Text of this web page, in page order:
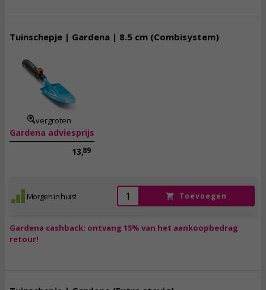
Tuinschepje | Gardena | 8.5 cm (Combisystem)
vergroten
Gardena adviesprijs
13,89
Morgen in huis! Toevoegen
Gardena cashback: ontvang 15% van het aankoopbedrag
retour!